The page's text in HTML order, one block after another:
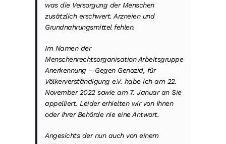
was die Versorgung der Menschen
zusätzlich erschwert. Arzneien und
Grundnahrungsmittel fehlen.
Im Namen der
Menschenrechtsorganisation Arbeitsgruppe
Anerkennung – Gegen Genozid, für
Völkerverständigung e.V. habe ich am 22.
November 2022 sowie am 7. Januar an Sie
appelliert. Leider erhielten wir von Ihnen
oder Ihrer Behörde nie eine Antwort.
Angesichts der nun auch von einem